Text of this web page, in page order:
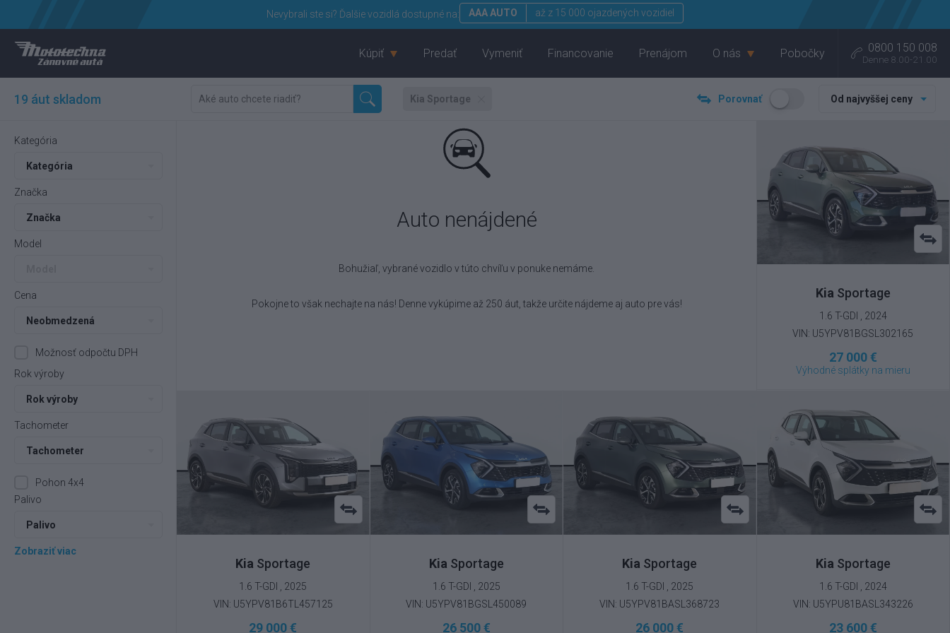
Nevybrali ste si? Ďalšie vozidlá dostupné na: AAA AUTO až z 15 000 ojazdených vozidiel
Kúpiť Predať Vymeniť Financovanie Prenájom O nás Pobočky 0800 150 008
Denne 8.00-21.00
19 áut skladom Kia Sportage Porovnať Od najvyššej ceny
Kategória
Kategória
Značka
Značka
Model
Cena
Neobmedzená
Možnosť odpočtu DPH
Rok výroby
Rok výroby
Tachometer
Tachometer
Pohon 4x4
Palivo
Palivo
Zobraziť viac
Auto nenájdené
Bohužiaľ, vybrané vozidlov túto chvíľu v ponuke nemáme.
Pokojne to však nechajte na nás! Denne vykúpime až 250 áut, takže určite nájdeme aj auto pre vás!
Kia Sportage
1.6 T-GDI , 2024
VIN: U5YPV81BGSL302165
27 000 €
Výhodné splátky na mieru
Kia Sportage
1.6 T-GDI , 2025
VIN: U5YPV81B6TL457125
29 000 €
Kia Sportage
1.6 T-GDI , 2025
VIN: U5YPV81BGSL450089
26 500 €
Kia Sportage
1.6 T-GDI , 2025
VIN: U5YPV81BASL368723
26 000 €
Kia Sportage
1.6 T-GDI , 2024
VIN: U5YPU81BASL343226
23 600 €